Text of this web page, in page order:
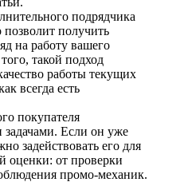
подрядчика
получить
на работу вашего
такой подход
работы текущих
всегда есть
покупателя
Если он уже
задействовать его для
оценки: от проверки
промо-механик.